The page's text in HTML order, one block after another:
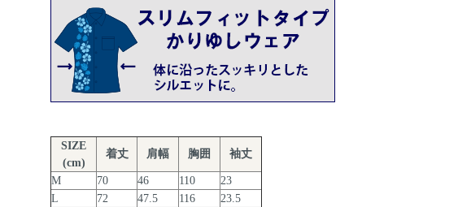
SIZE
(cm)
着丈 肩幅 胸囲 袖丈
M 70 46 110
23
L
72 47.5 116
23.5